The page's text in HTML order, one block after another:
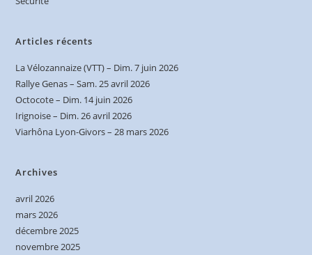
Articles récents
La Vélozannaize (VTT) – Dim. 7 juin 2026
Rallye Genas – Sam. 25 avril 2026
Octocote – Dim. 14 juin 2026
Irignoise – Dim. 26 avril 2026
Viarhôna Lyon-Givors – 28 mars 2026
Archives
avril 2026
mars 2026
décembre 2025
novembre 2025